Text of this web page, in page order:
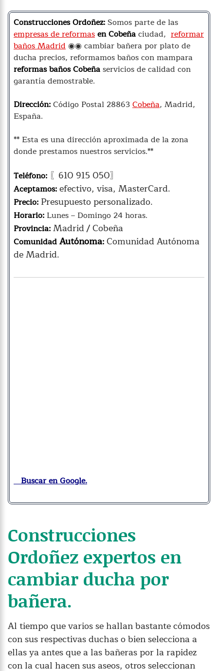
Construcciones Ordoñez:Somos parte de las
empresas de reformasen Cobeñaciudad, reformar
baños Madrid ◉◉ cambiar bañera por plato de
ducha precios, reformamos baños con mampara
reformas baños Cobeñaservicios de calidad con
garantía demostrable.
Dirección:Código Postal 28863Cobeña, Madrid,
España.
** Esta es una dirección aproximada de la zona
donde prestamos nuestros servicios.**
Teléfono: 〖610 915 050〗
Aceptamos:efectivo, visa, MasterCard.
Precio: Presupuesto personalizado.
Horario: Lunes – Domingo 24 horas.
Provincia:Madrid / Cobeña
ComunidadAutónoma:Comunidad Autónoma
de Madrid.
Buscar en Google.
Construcciones
Ordoñez expertos en
cambiar ducha por
bañera.
Al tiempo que varios se hallan bastante cómodos
con sus respectivas duchas o bien selecciona a
ellas ya antes que a las bañeras por la rapidez
con la cual hacen sus aseos, otros seleccionan